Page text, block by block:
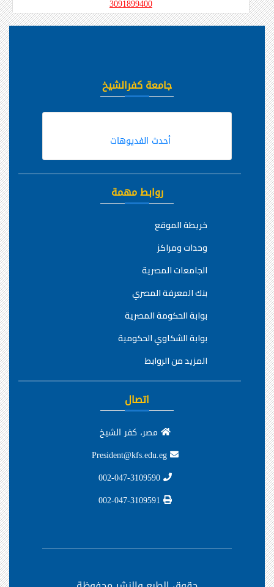
3091899400
جامعة كفرالشيخ
أحدث الفديوهات
روابط مهمة
خريطة الموقع
وحدات ومراكز
الجامعات المصرية
بنك المعرفة المصري
بوابة الحكومة المصرية
بوابة الشكاوي الحكومية
المزيد من الروابط
اتصال
مصر، كفر الشيخ